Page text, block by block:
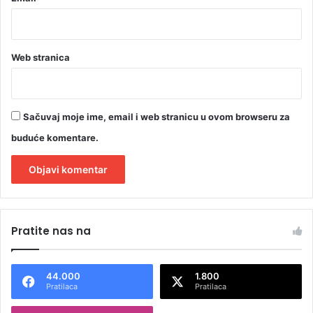
Web stranica
Sačuvaj moje ime, email i web stranicu u ovom browseru za
buduće komentare.
t
n
Pratite nas na
44.000
Pratilaca
1.800
Pratilaca